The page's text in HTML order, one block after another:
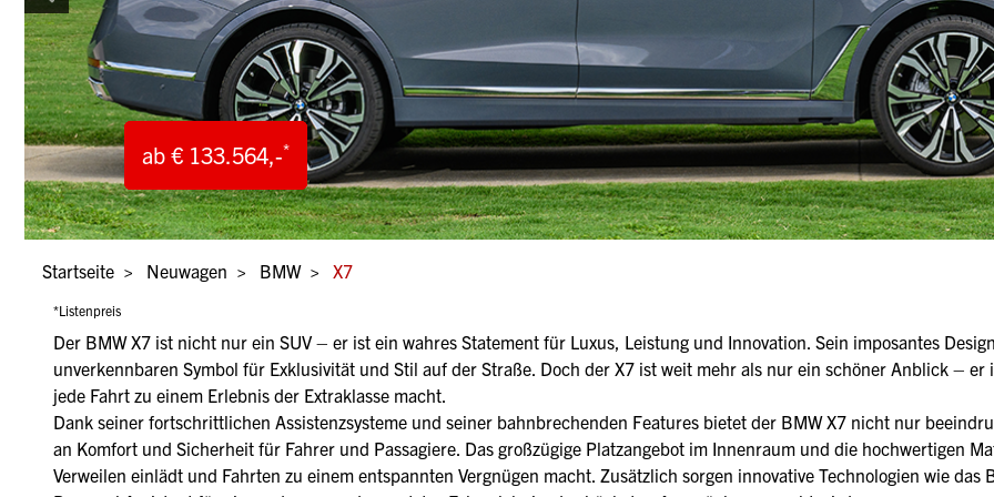
ab € 133.564,-*
ab € 133.564,-*
ab € 133.564,-*
ab € 133.564,-*
Startseite
Neuwagen BMW X7
*Listenpreis
Der BMW X7 ist nicht nur ein SUV – er ist ein wahres Statement für Luxus, Leistung und Innovation. Sein imposantes
unverkennbaren Symbol für Exklusivität und Stil auf der Straße. Doch der X7 ist weit mehr als nur ein schöner Anblick –
jede Fahrt zu einem Erlebnis der Extraklasse macht.
Dank seiner fortschrittlichen Assistenzsysteme und seiner bahnbrechenden Features bietet der BMW X7 nicht nur
an Komfort und Sicherheit für Fahrer und Passagiere. Das großzügige Platzangebot im Innenraum und die hochwertigen
Verweilen einlädt und Fahrten zu einem entspannten Vergnügen macht. Zusätzlich sorgen innovative Technologien wie